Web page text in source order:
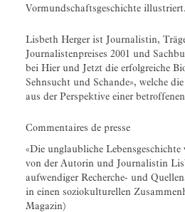
Vormundschaftsgeschichte illustriert.
Lisbeth Herger ist Journalistin,
Journalistenpreises 2001 und
bei Hier und Jetzt die erfolgreiche
Sehnsucht und Schande», welche
aus der Perspektive einer
Commentaires de presse
«Die unglaubliche
von der Autorin und Journalistin
aufwendiger Recherche- und
in einen soziokulturellen
Magazin)